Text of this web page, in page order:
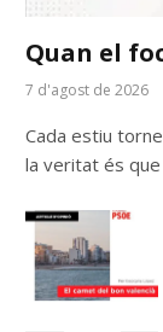
Quan el
7 d'agost de 2026
Cada estiu
la veritat és